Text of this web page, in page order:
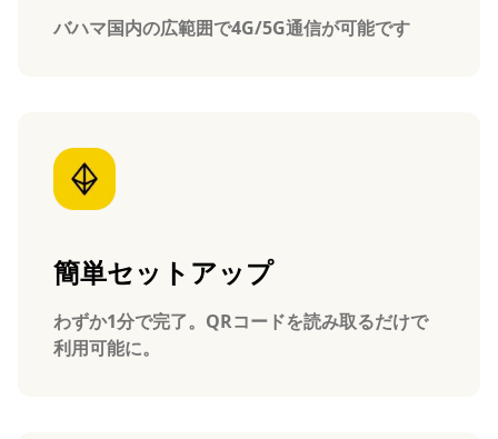
バハマ国内の広範囲で4G/5G通信が可能です
簡単セットアップ
わずか1分で完了。QRコードを読み取るだけで
利用可能に。